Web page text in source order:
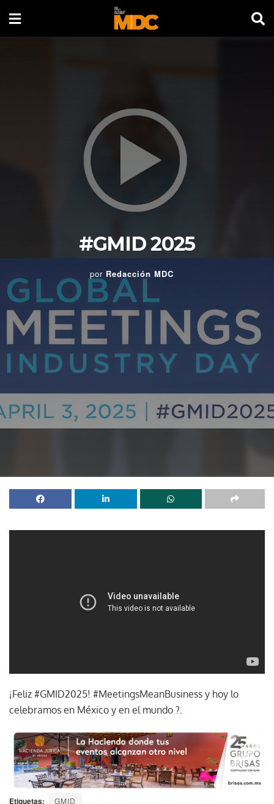
#GMID 2025
por Redacción MDC
¡Feliz #GMID2025! #MeetingsMeanBusiness y hoy lo
celebramos en México y en el mundo ?.
Etiquetas: GMID